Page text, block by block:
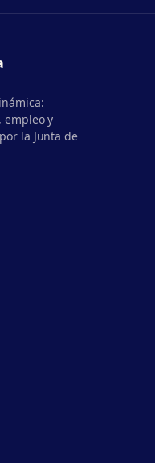
empleo y
la Junta de